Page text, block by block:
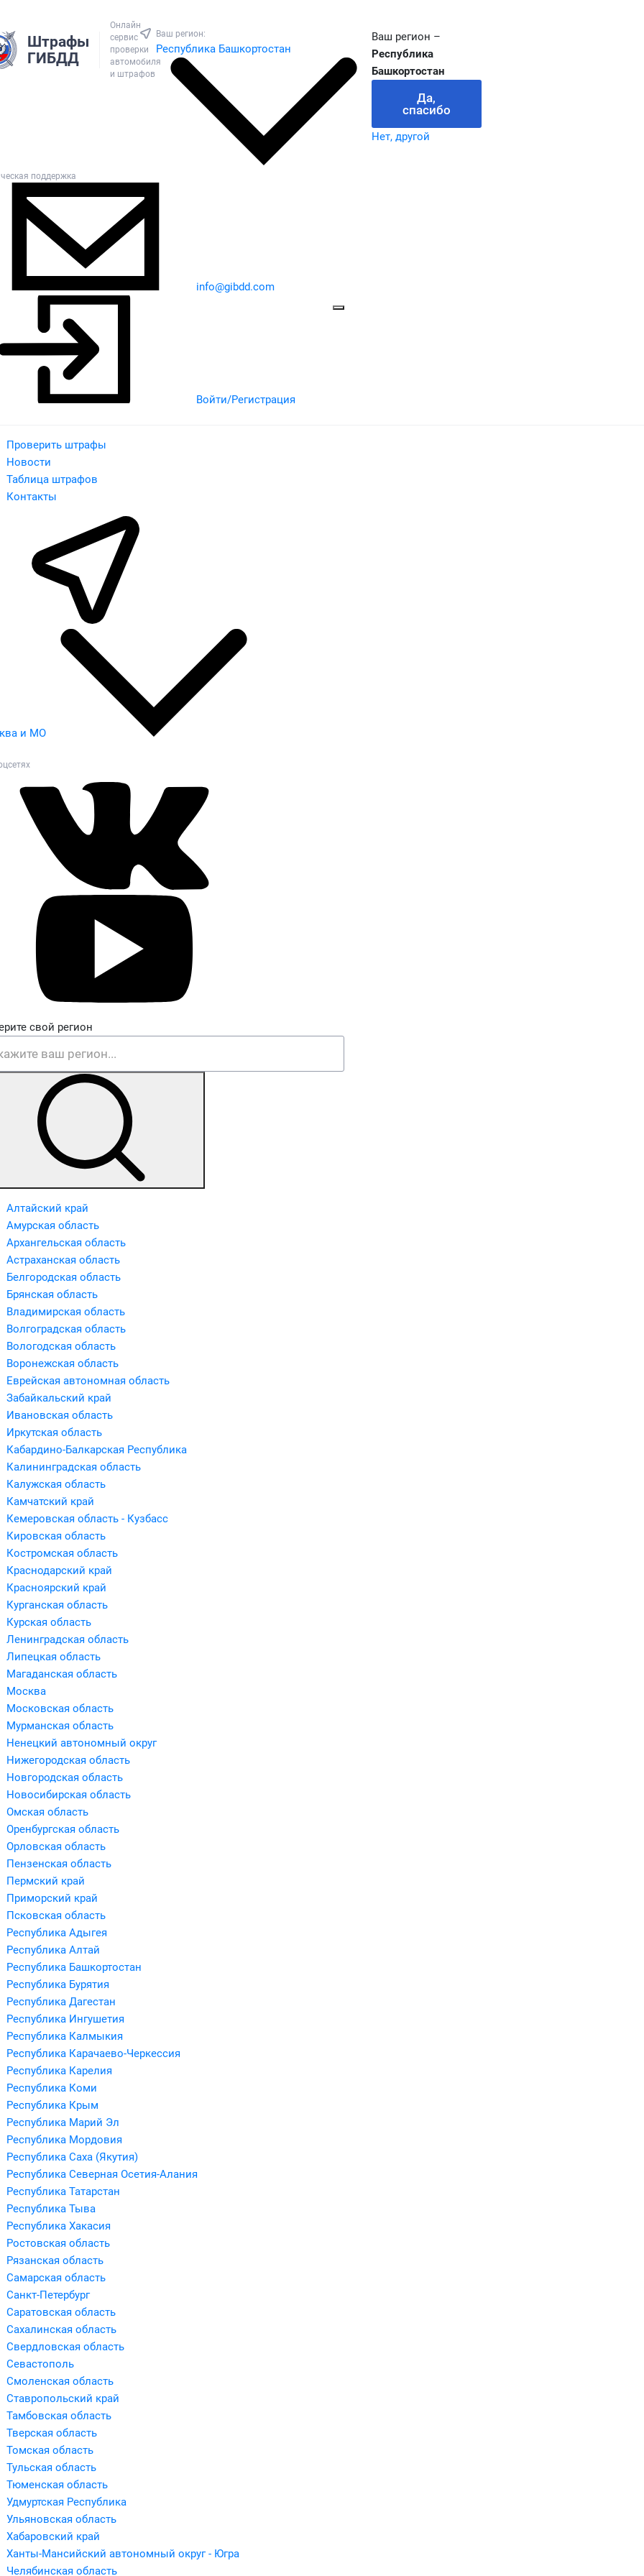
Штрафы
ГИБДД
Онлайн
сервис
проверки
автомобиля
и штрафов
Ваш регион:
Республика Башкортостан
Ваш регион –
Республика
Башкортостан
Да,
спасибо
Нет, другой
поддержка
info@gibdd.com
Войти/Регистрация
Проверить штрафы
Новости
Таблица штрафов
Контакты
и МО
свой регион
Алтайский край
Амурская область
Архангельская область
Астраханская область
Белгородская область
Брянская область
Владимирская область
Волгоградская область
Вологодская область
Воронежская область
Еврейская автономная область
Забайкальский край
Ивановская область
Иркутская область
Кабардино-Балкарская Республика
Калининградская область
Калужская область
Камчатский край
Кемеровская область - Кузбасс
Кировская область
Костромская область
Краснодарский край
Красноярский край
Курганская область
Курская область
Ленинградская область
Липецкая область
Магаданская область
Москва
Московская область
Мурманская область
Ненецкий автономный округ
Нижегородская область
Новгородская область
Новосибирская область
Омская область
Оренбургская область
Орловская область
Пензенская область
Пермский край
Приморский край
Псковская область
Республика Адыгея
Республика Алтай
Республика Башкортостан
Республика Бурятия
Республика Дагестан
Республика Ингушетия
Республика Калмыкия
Республика Карачаево-Черкессия
Республика Карелия
Республика Коми
Республика Крым
Республика Марий Эл
Республика Мордовия
Республика Саха (Якутия)
Республика Северная Осетия-Алания
Республика Татарстан
Республика Тыва
Республика Хакасия
Ростовская область
Рязанская область
Самарская область
Санкт-Петербург
Саратовская область
Сахалинская область
Свердловская область
Севастополь
Смоленская область
Ставропольский край
Тамбовская область
Тверская область
Томская область
Тульская область
Тюменская область
Удмуртская Республика
Ульяновская область
Хабаровский край
Ханты-Мансийский автономный округ - Югра
Челябинская область